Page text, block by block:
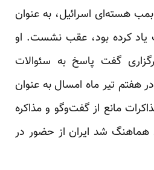
1+5 درباره بمب هسته‌ای اسرائیل، به عنوان
یاد کرده بود، عقب نشست. او
گفت پاسخ به سئوالات
تیر ماه امسال به عنوان
مانع از گفت‌وگو و مذاکره
شد ایران از حضور در